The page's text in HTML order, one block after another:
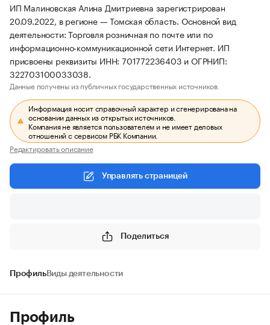
ИП Малиновская Алина Дмитриевна зарегистрирован
20.09.2022, в регионе — Томская область. Основной вид
деятельности: Торговля розничная по почте или по
информационно-коммуникационной сети Интернет. ИП
присвоены реквизиты ИНН: 701772236403 и ОГРНИП:
322703100033038.
Данные получены из публичных государственных источников.
Информация носит справочный характер и сгенерирована на
основании данных из открытых источников.
Компания не является пользователем и не имеет деловых
отношений с сервисом РБК Компании.
Редактировать описание
Управлять страницей
Поделиться
ПрофильВиды деятельности
Профиль